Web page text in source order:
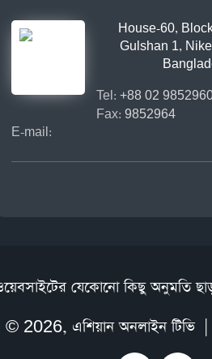
House-60,
Gulshan 1,
Tel: +88 02
Fax: 9852964
E-mail:
যেকোনো কিছু অনুমতি
© 2026, এশিয়ান অনলাইন টিভি|